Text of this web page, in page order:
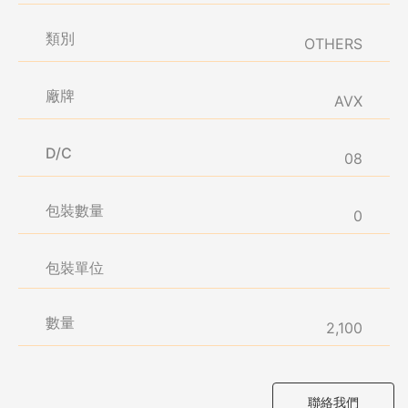
類別 OTHERS
廠牌 AVX
D/C 08
包裝數量 0
包裝單位
數量 2,100
聯絡我們